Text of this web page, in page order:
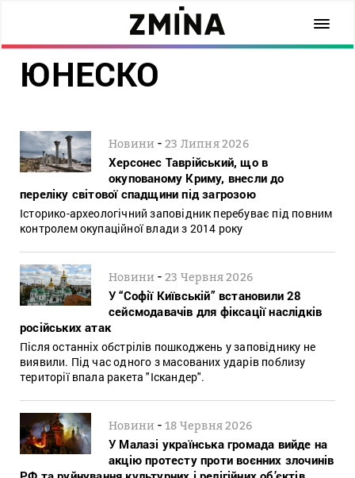
ЮНЕСКО
Новини -23 Липня 2026
Херсонес Таврійський, що в
окупованому Криму, внесли до
переліку світової спадщини під загрозою
Історико-археологічний заповідник перебуває під повним
контролем окупаційної влади з 2014 року
Новини -23 Червня 2026
У “Софії Київській” встановили 28
сейсмодавачів для фіксації наслідків
російських атак
Після останніх обстрілів пошкоджень у заповіднику не
виявили. Під час одного з масованих ударів поблизу
території впала ракета "Іскандер".
Новини -18 Червня 2026
У Малазі українська громада вийде на
акцію протесту проти воєнних злочинів